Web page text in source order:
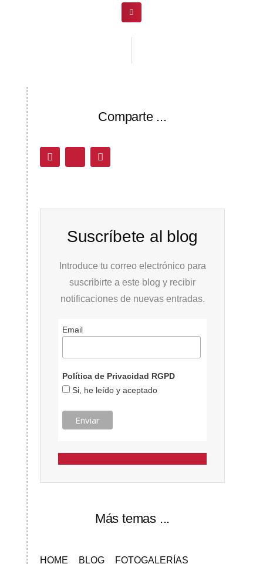
Comparte ...
Suscríbete al blog
Introduce tu correo electrónico para
suscribirte a este blog y recibir
notificaciones de nuevas entradas.
Email
Política de Privacidad RGPD
Si, he leído y aceptado
Más temas ...
HOME BLOG FOTOGALERÍAS